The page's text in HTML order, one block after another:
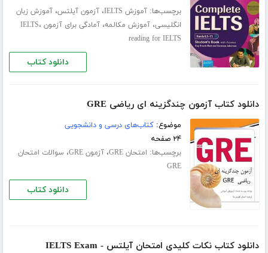
برچسب‌ها:آموزش IELTS ،آزمون آیلتس،آموزش زبان
انگلیسی،آموزش مکالمه،آمادگی برای آزمون IELTS ،
reading for IELTS
دانلود کتاب
دانلود کتاب آزمون چندگزینه ای ریاضی GRE
موضوع:کتاب‌های درسی و دانشجویی
۲۴ صفحه
برچسب‌ها: امتحان GRE ،آزمون GRE ، سوالات امتحان
GRE
دانلود کتاب
دانلود کتاب نکات کلیدی امتحان آیلتس - IELTS Exam